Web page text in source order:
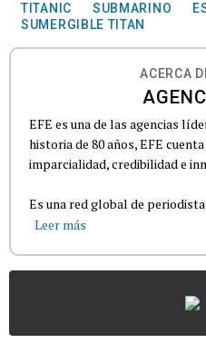
TITANIC SUBMARINO
SUMERGIBLE TITAN
ACERCA
EFE es una de las agencias
historia de 80 años, EFE
imparcialidad, credibilidad e
Es una red global de
Leer más